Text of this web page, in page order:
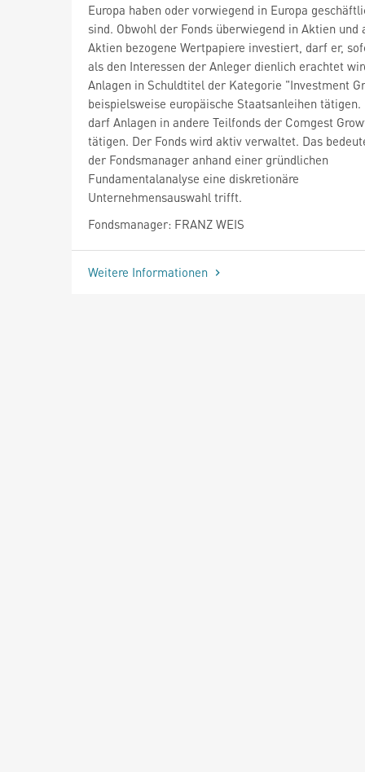
Europa haben oder vorwiegend in Europa
sind. Obwohl der Fonds überwiegend in Aktien und
Aktien bezogene Wertpapiere investiert, darf er,
als den Interessen der Anleger dienlich erachtet
Anlagen in Schuldtitel der Kategorie "Investment
beispielsweise europäische Staatsanleihen tätigen.
darf Anlagen in andere Teilfonds der Comgest
tätigen. Der Fonds wird aktiv verwaltet. Das
der Fondsmanager anhand einer gründlichen
Fundamentalanalyse eine diskretionäre
Unternehmensauswahl trifft.
Fondsmanager: FRANZ WEIS
Weitere Informationen